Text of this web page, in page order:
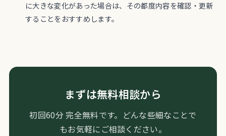
に大きな変化があった場合は、その都度内容を確認・更新
することをおすすめします。
まずは無料相談から
初回60分 完全無料です。どんな些細なことで
もお気軽にご相談ください。